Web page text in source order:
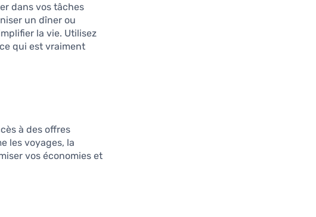
dans vos tâches
un dîner ou
la vie. Utilisez
qui est vraiment
à des offres
les voyages, la
vos économies et